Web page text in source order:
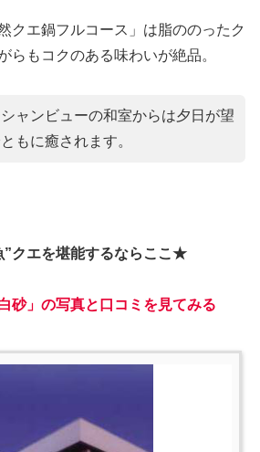
クエ鍋フルコース」は脂ののったク
らもコクのある味わいが絶品。
ャンビューの和室からは夕日が望
もに癒されます。
クエを堪能するならここ★
砂」の写真と口コミを見てみる